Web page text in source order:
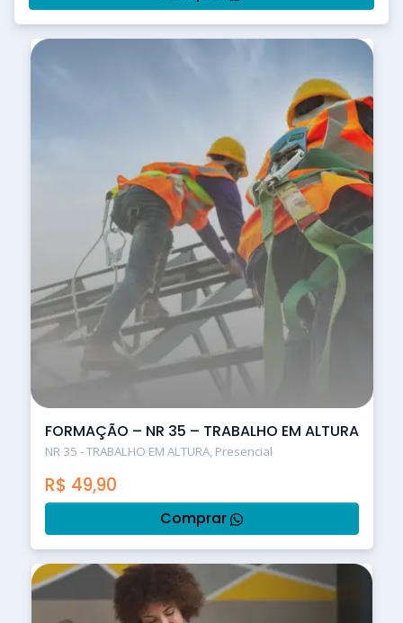
FORMAÇÃO – NR 35 – TRABALHO EM ALTURA
NR 35 - TRABALHO EM ALTURA, Presencial
R$ 49,90
Comprar